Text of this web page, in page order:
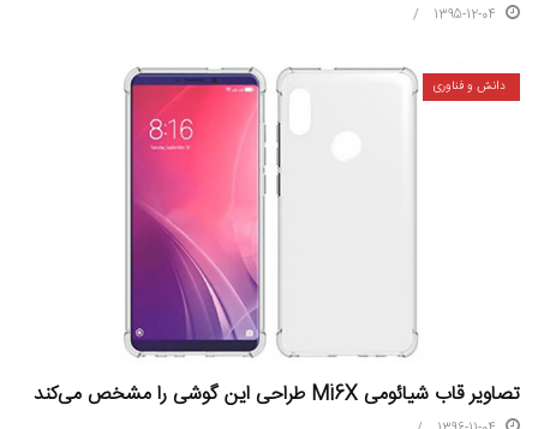
1395-12-04
دانش و فناوری
تصاویر قاب شیائومی Mi6X طراحی این گوشی را مشخص می‌کند